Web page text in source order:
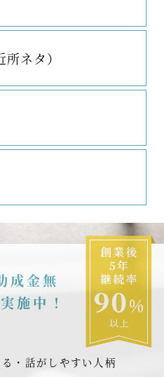
ネタ）
成金無
施中！
・話がしやすい人柄